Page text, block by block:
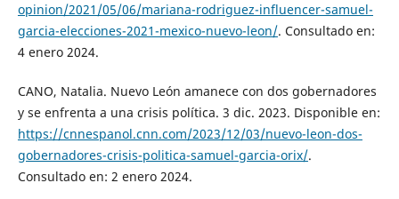
opinion/2021/05/06/mariana-rodriguez-influencer-samuel-
garcia-elecciones-2021-mexico-nuevo-leon/. Consultado en:
4 enero 2024.
CANO, Natalia. Nuevo León amanece con dos gobernadores
y se enfrenta a una crisis política. 3 dic. 2023. Disponible en:
https://cnnespanol.cnn.com/2023/12/03/nuevo-leon-dos-
gobernadores-crisis-politica-samuel-garcia-orix/.
Consultado en: 2 enero 2024.